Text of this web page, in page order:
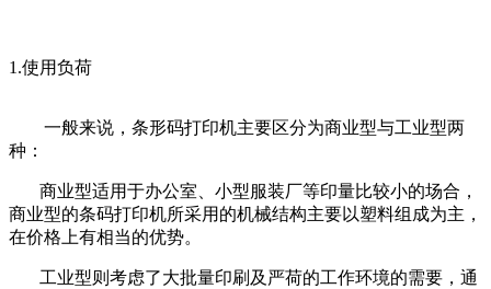
1.使用负荷
一般来说，条形码打印机主要区分为商业型与工业型两
种：
商业型适用于办公室、小型服装厂等印量比较小的场合，
商业型的条码打印机所采用的机械结构主要以塑料组成为主，
在价格上有相当的优势。
工业型则考虑了大批量印刷及严荷的工作环境的需要，通